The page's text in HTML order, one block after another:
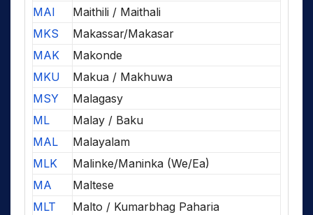
MAI
Maithili / Maithali
MKS
Makassar/Makasar
MAK
Makonde
MKU
Makua / Makhuwa
MSY
Malagasy
ML
Malay / Baku
MAL
Malayalam
MLK
Malinke/Maninka (We/Ea)
MA
Maltese
MLT
Malto / Kumarbhag Paharia